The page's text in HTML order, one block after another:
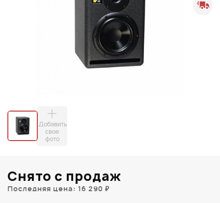
Добавить
свое
фото
Снято с продаж
Последняя цена: 16 290 ₽